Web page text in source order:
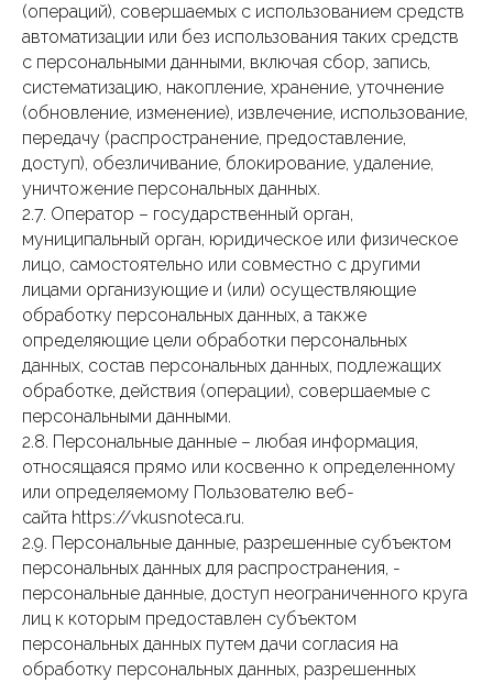
(операций), совершаемых с использованием средств
автоматизации или без использования таких средств
с персональными данными, включая сбор, запись,
систематизацию, накопление, хранение, уточнение
(обновление, изменение), извлечение, использование,
передачу (распространение, предоставление,
доступ), обезличивание, блокирование, удаление,
уничтожение персональных данных.
2.7. Оператор – государственный орган,
муниципальный орган, юридическое или физическое
лицо, самостоятельно или совместно с другими
лицами организующие и (или) осуществляющие
обработку персональных данных, а также
определяющие цели обработки персональных
данных, состав персональных данных, подлежащих
обработке, действия (операции), совершаемые с
персональными данными.
2.8. Персональные данные – любая информация,
относящаяся прямо или косвенно к определенному
или определяемому Пользователю веб-
сайта https://vkusnoteca.ru.
2.9. Персональные данные, разрешенные субъектом
персональных данных для распространения, -
персональные данные, доступ неограниченного круга
лиц к которым предоставлен субъектом
персональных данных путем дачи согласия на
обработку персональных данных, разрешенных